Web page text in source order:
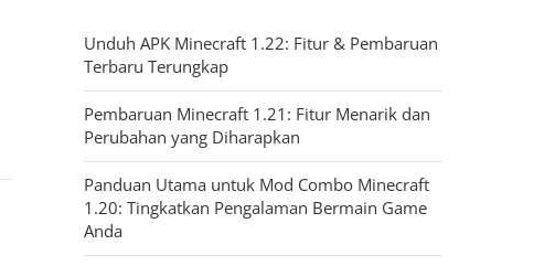
Unduh APK Minecraft 1.22: Fitur & Pembaruan
Terbaru Terungkap
Pembaruan Minecraft 1.21: Fitur Menarik dan
Perubahan yang Diharapkan
Panduan Utama untuk Mod Combo Minecraft
1.20: Tingkatkan Pengalaman Bermain Game
Anda